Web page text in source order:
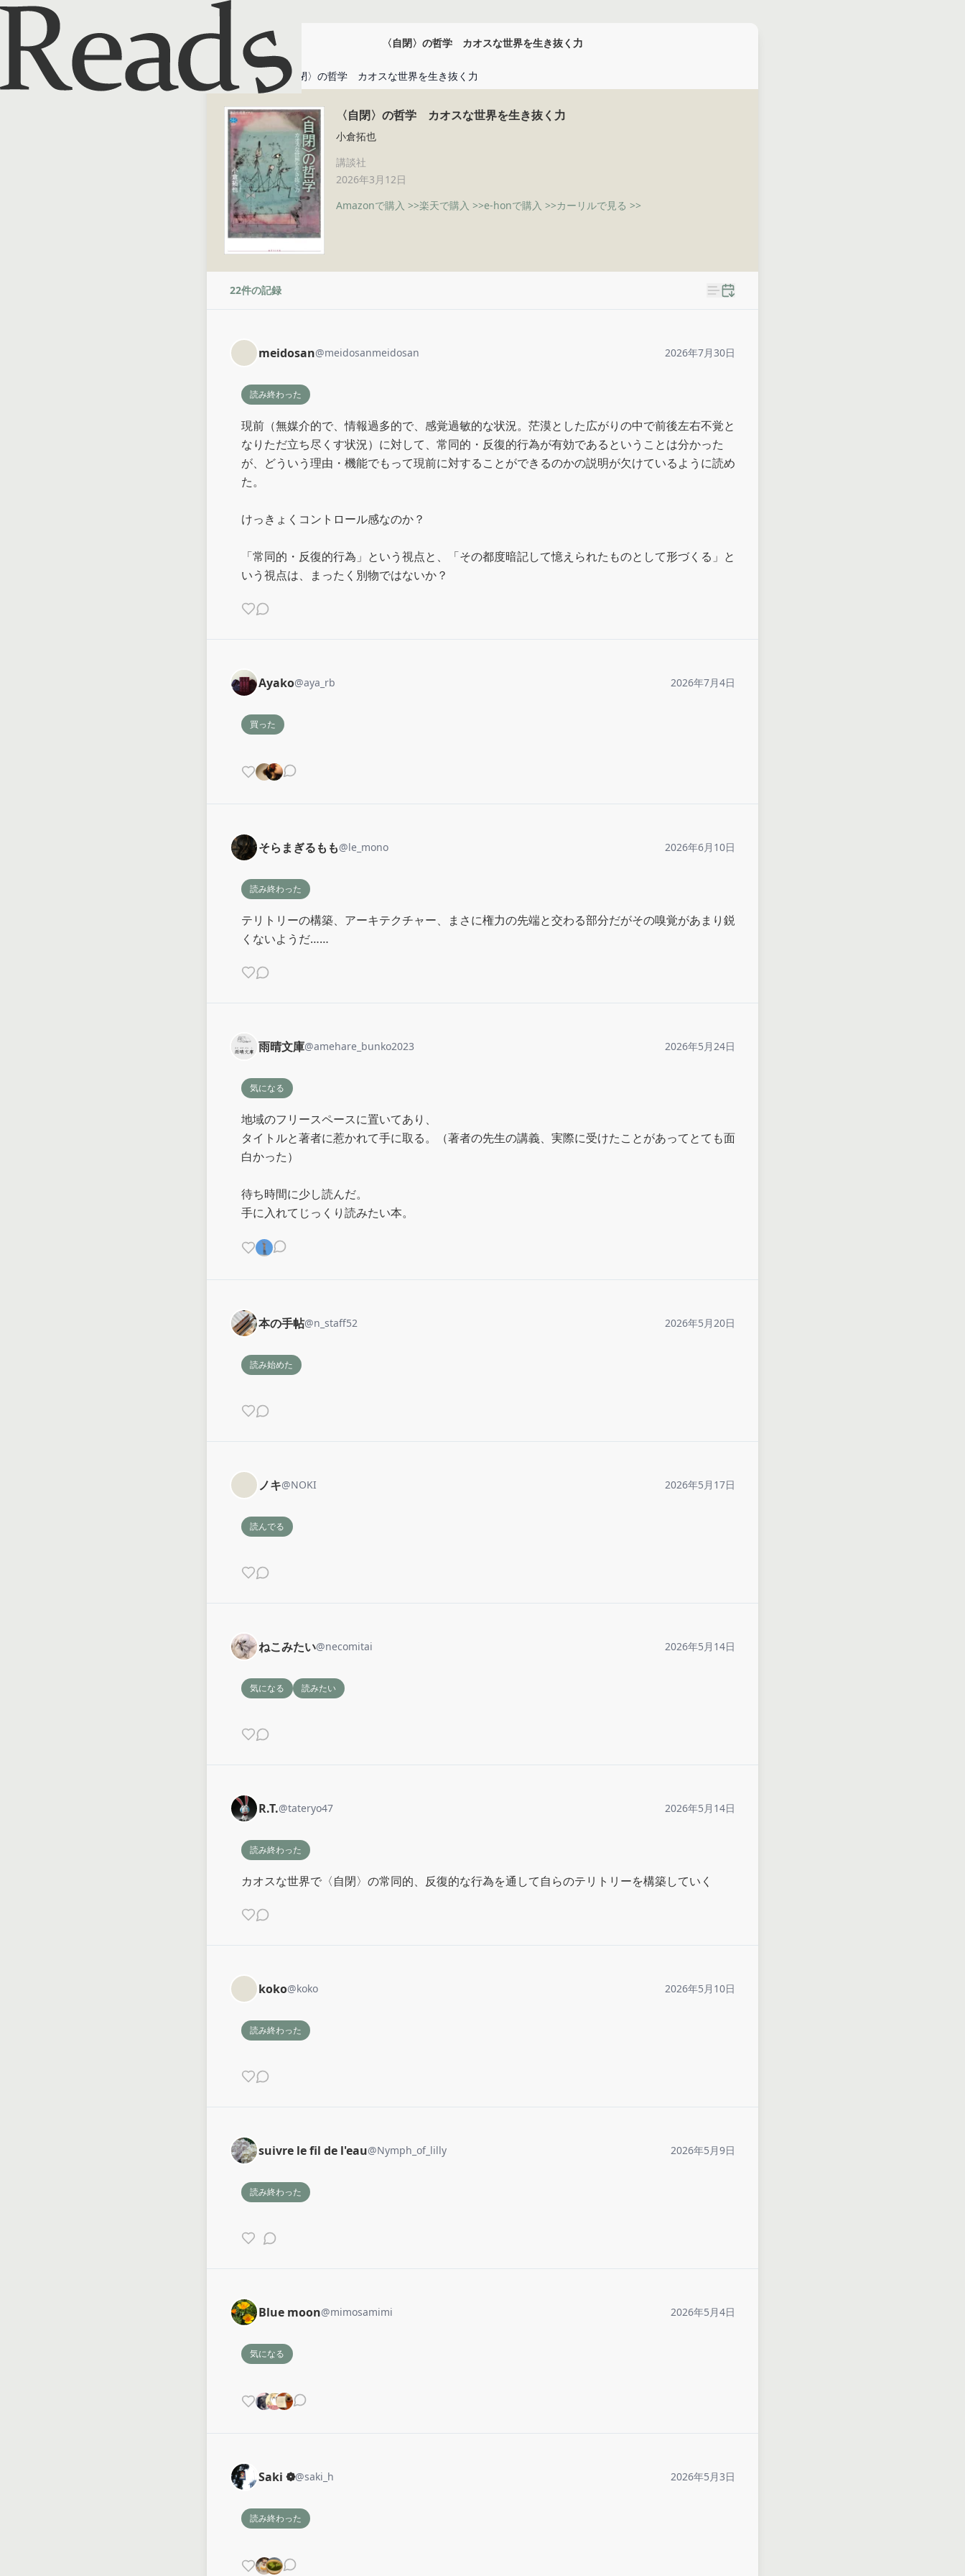
〈自閉〉の哲学 カオスな世界を生き抜く力
〈自閉〉の哲学 カオスな世界を生き抜く力
〈自閉〉の哲学 カオスな世界を生き抜く力
小倉拓也
講談社
2026年3月12日
Amazonで購入 >>楽天で購入 >>e-honで購入 >>カーリルで見る >>
22件の記録
meidosan@meidosanmeidosan 2026年7月30日
読み終わった
現前（無媒介的で、情報過多的で、感覚過敏的な状況。茫漠とした広がりの中で前後左右不覚と
なりただ立ち尽くす状況）に対して、常同的・反復的行為が有効であるということは分かった
が、どういう理由・機能でもって現前に対することができるのかの説明が欠けているように読め
た。
けっきょくコントロール感なのか？
「常同的・反復的行為」という視点と、「その都度暗記して憶えられたものとして形づくる」と
いう視点は、まったく別物ではないか？
Ayako@aya_rb 2026年7月4日
買った
そらまぎるもも@le_mono 2026年6月10日
読み終わった
テリトリーの構築、アーキテクチャー、まさに権力の先端と交わる部分だがその嗅覚があまり鋭
くないようだ……
雨晴文庫@amehare_bunko2023 2026年5月24日
気になる
地域のフリースペースに置いてあり、
タイトルと著者に惹かれて手に取る。（著者の先生の講義、実際に受けたことがあってとても面
白かった）
待ち時間に少し読んだ。
手に入れてじっくり読みたい本。
本の手帖@n_staff52 2026年5月20日
読み始めた
ノキ@NOKI 2026年5月17日
読んでる
ねこみたい@necomitai 2026年5月14日
気になる 読みたい
R.T.@tateryo47 2026年5月14日
読み終わった
カオスな世界で〈自閉〉の常同的、反復的な行為を通して自らのテリトリーを構築していく
koko@koko 2026年5月10日
読み終わった
suivre le fil de l'eau@Nymph_of_lilly 2026年5月9日
読み終わった
Blue moon@mimosamimi 2026年5月4日
気になる
Saki ❁@saki_h 2026年5月3日
読み終わった